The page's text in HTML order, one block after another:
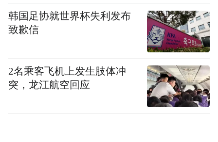
韩国足协就世界杯失利发布
致歉信
2名乘客飞机上发生肢体冲
突，龙江航空回应